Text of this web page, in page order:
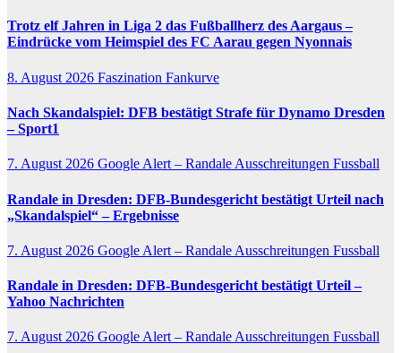
Trotz elf Jahren in Liga 2 das Fußballherz des Aargaus –
Eindrücke vom Heimspiel des FC Aarau gegen Nyonnais
8. August 2026 Faszination Fankurve
Nach Skandalspiel: DFB bestätigt Strafe für Dynamo Dresden
– Sport1
7. August 2026 Google Alert – Randale Ausschreitungen Fussball
Randale in Dresden: DFB-Bundesgericht bestätigt Urteil nach
„Skandalspiel“ – Ergebnisse
7. August 2026 Google Alert – Randale Ausschreitungen Fussball
Randale in Dresden: DFB-Bundesgericht bestätigt Urteil –
Yahoo Nachrichten
7. August 2026 Google Alert – Randale Ausschreitungen Fussball